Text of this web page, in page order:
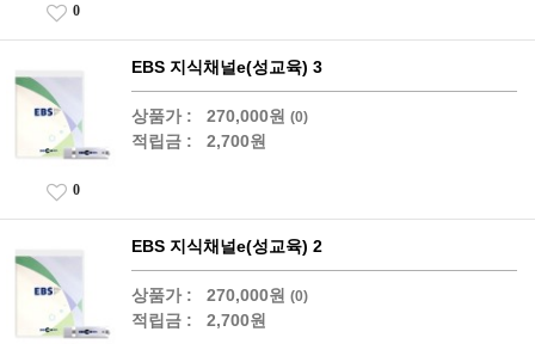
0
EBS 지식채널e(성교육) 3
상품가 : 270,000원 (0)
적립금 : 2,700원
0
EBS 지식채널e(성교육) 2
상품가 : 270,000원 (0)
적립금 : 2,700원